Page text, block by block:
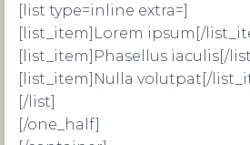
[list type=inline extra=]
[list_item]Lorem ipsum[/
[list_item]Phasellus iaculis[/
[list_item]Nulla volutpat[/
[/list]
[/one_half]